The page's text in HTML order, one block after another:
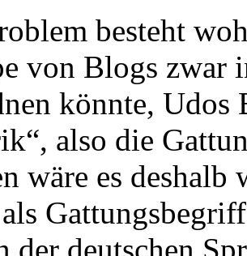
besteht
von Blogs zwar
könnte, Udos
also die
wäre es
der deutschen